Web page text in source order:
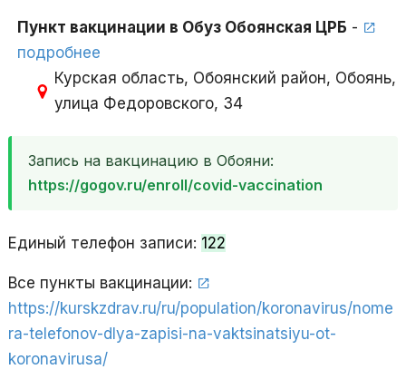
Пункт вакцинации в Обуз Обоянская ЦРБ -
подробнее
Курская область, Обоянский район, Обоянь,
улица Федоровского, 34
Запись на вакцинацию в Обояни:
https://gogov.ru/enroll/covid-vaccination
Единый телефон записи: 122
Все пункты вакцинации:
https://kurskzdrav.ru/ru/population/koronavirus/nome
ra-telefonov-dlya-zapisi-na-vaktsinatsiyu-ot-
koronavirusa/